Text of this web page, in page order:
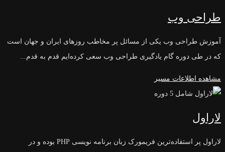
طراحی وب
آموزش طراحی وب یکی از مسائل پر مخاطب روزهای ایران و جهان است
که در طی دوره گام یادگیری طراحی وب سعی کرده‌ایم قدم به قدم...
مشاهده اطلاعات مسیر
شامل 5 دوره
لاراول
لاراول پر استفاده‌ترین فریمورک زبان برنامه نویسی PHP بوده و در